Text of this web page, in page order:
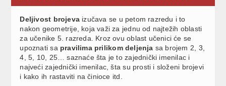
Deljivost brojevaizučava se u petom razredu i to
nakon geometrije, koja važi za jednu od najtežih oblasti
za učenike 5. razreda. Kroz ovu oblast učenici će se
upoznati sa pravilima prilikom deljenja sa brojem 2, 3,
4, 5, 10, 25… saznaće šta je to zajednički imenilac i
najveći zajednički imenilac, šta su prosti i složeni brojevi
i kako ih rastaviti na činioce itd.